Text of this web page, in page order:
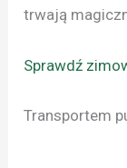
trwają
Sprawdź
Transportem